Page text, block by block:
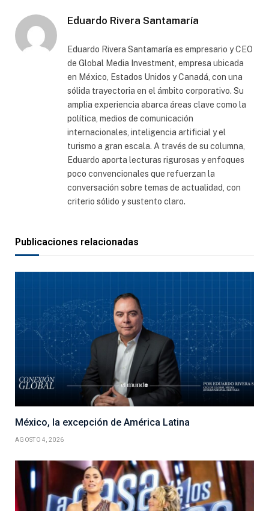
Eduardo Rivera Santamaría
Eduardo Rivera Santamaría es empresario y CEO
de Global Media Investment, empresa ubicada
en México, Estados Unidos y Canadá, con una
sólida trayectoria en el ámbito corporativo. Su
amplia experiencia abarca áreas clave como la
política, medios de comunicación
internacionales, inteligencia artificial y el
turismo a gran escala. A través de su columna,
Eduardo aporta lecturas rigurosas y enfoques
poco convencionales que refuerzan la
conversación sobre temas de actualidad, con
criterio sólido y sustento claro.
Publicaciones relacionadas
México, la excepción de América Latina
AGOSTO 4, 2026